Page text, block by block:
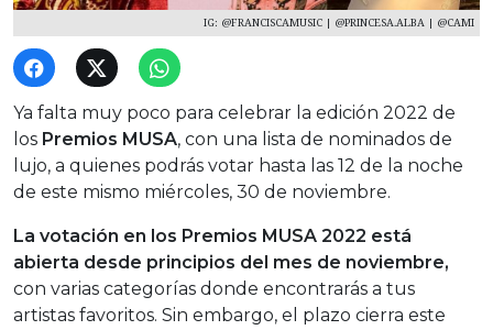
IG: @FRANCISCAMUSIC | @PRINCESA.ALBA | @CAMI
Ya falta muy poco para celebrar la edición 2022 de
los Premios MUSA, con una lista de nominados de
lujo, a quienes podrás votar hasta las 12 de la noche
de este mismo miércoles, 30 de noviembre.
La votación en los Premios MUSA 2022 está
abierta desde principios del mes de noviembre,
con varias categorías donde encontrarás a tus
artistas favoritos. Sin embargo, el plazo cierra este